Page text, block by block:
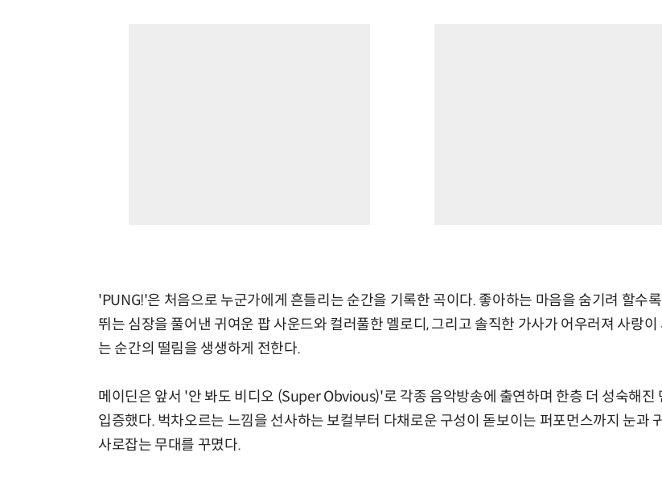
'PUNG!'은 처음으로 누군가에게 흔들리는 순간을 기록한 곡이다. 좋아하는 마음을 숨기려 할수록
뛰는 심장을 풀어낸 귀여운 팝 사운드와 컬러풀한 멜로디, 그리고 솔직한 가사가 어우러져 사랑이
는 순간의 떨림을 생생하게 전한다.
메이딘은 앞서 '안 봐도 비디오 (Super Obvious)'로 각종 음악방송에 출연하며 한층 더 성숙해진
입증했다. 벅차오르는 느낌을 선사하는 보컬부터 다채로운 구성이 돋보이는 퍼포먼스까지 눈과
사로잡는 무대를 꾸몄다.